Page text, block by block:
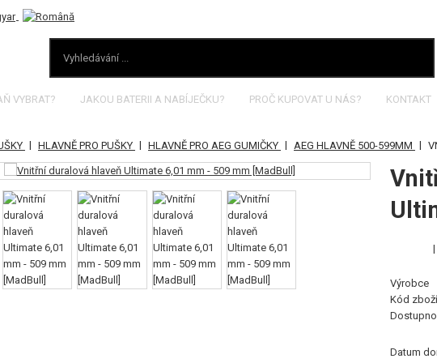
VYBRAT? JAKOU BATERII A NABÍJEČKU? PROČ KUPOVAT U NÁS? KONTAKT
| HLAVNĚ PRO PUŠKY | HLAVNĚ PRO AEG GUMIČKY | AEG HLAVNĚ 500-599MM |
Výrobce
Kód zboží
Datum